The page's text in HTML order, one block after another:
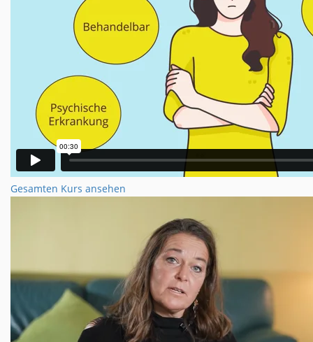
Gesamten Kurs ansehen